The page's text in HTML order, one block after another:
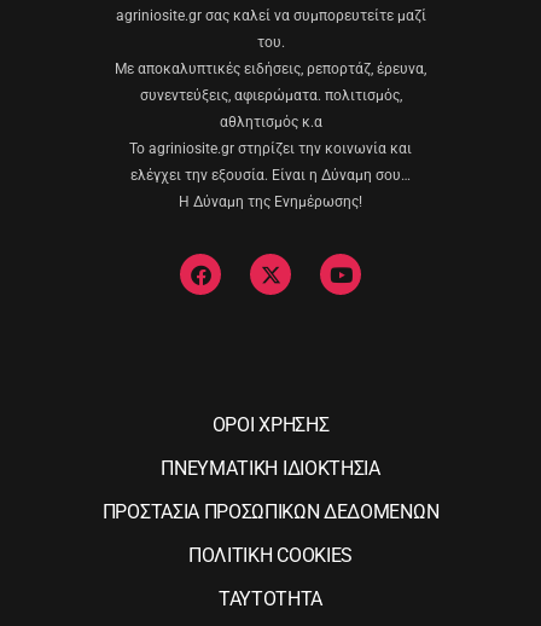
agriniosite.gr σας καλεί να συμπορευτείτε μαζί
του.
Με αποκαλυπτικές ειδήσεις, ρεπορτάζ, έρευνα,
συνεντεύξεις, αφιερώματα. πολιτισμός,
αθλητισμός κ.α
Το agriniosite.gr στηρίζει την κοινωνία και
ελέγχει την εξουσία. Είναι η Δύναμη σου…
Η Δύναμη της Ενημέρωσης!
ΟΡΟΙ ΧΡΗΣΗΣ
ΠΝΕΥΜΑΤΙΚΗ ΙΔΙΟΚΤΗΣΙΑ
ΠΡΟΣΤΑΣΙΑ ΠΡΟΣΩΠΙΚΩΝ ΔΕΔΟΜΕΝΩΝ
ΠΟΛΙΤΙΚΗ COOKIES
ΤΑΥΤΟΤΗΤΑ